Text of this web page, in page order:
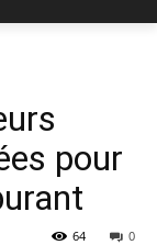
pour
0
64